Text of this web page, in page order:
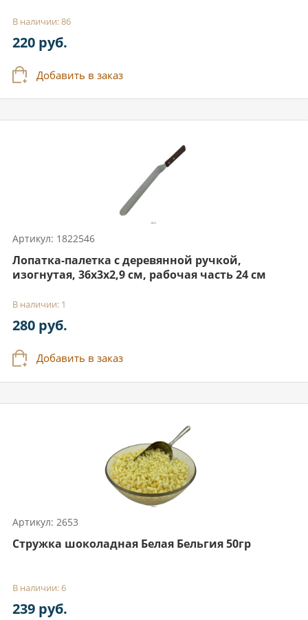
В наличии: 86
220 руб.
Добавить в заказ
Артикул: 1822546
Лопатка-палетка с деревянной ручкой,
изогнутая, 36x3x2,9 см, рабочая часть 24 см
В наличии: 1
280 руб.
Добавить в заказ
Артикул: 2653
Стружка шоколадная Белая Бельгия 50гр
В наличии: 6
239 руб.